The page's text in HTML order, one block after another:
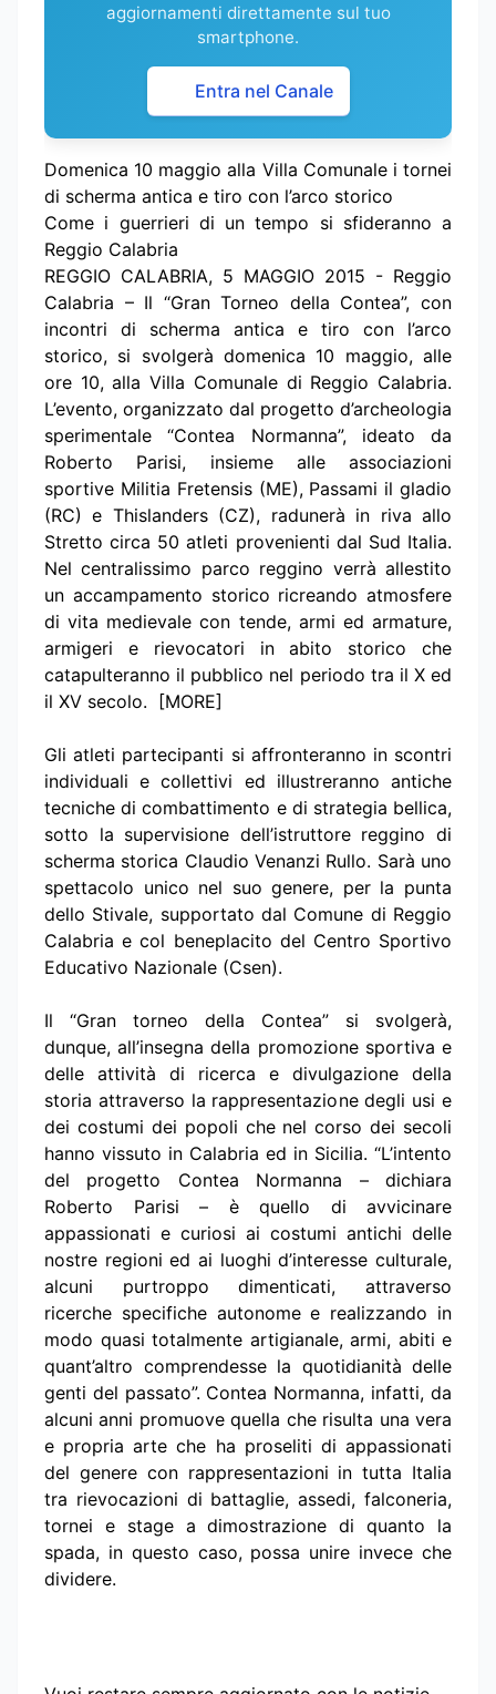
aggiornamenti direttamente sul tuo
smartphone.
Entra nel Canale
Domenica 10 maggio alla Villa Comunale i tornei
di scherma antica e tiro con l’arco storico
Come i guerrieri di un tempo si sfideranno a
Reggio Calabria
REGGIO CALABRIA, 5 MAGGIO 2015 - Reggio
Calabria – Il “Gran Torneo della Contea”, con
incontri di scherma antica e tiro con l’arco
storico, si svolgerà domenica 10 maggio, alle
ore 10, alla Villa Comunale di Reggio Calabria.
L’evento, organizzato dal progetto d’archeologia
sperimentale “Contea Normanna”, ideato da
Roberto Parisi, insieme alle associazioni
sportive Militia Fretensis (ME), Passami il gladio
(RC) e Thislanders (CZ), radunerà in riva allo
Stretto circa 50 atleti provenienti dal Sud Italia.
Nel centralissimo parco reggino verrà allestito
un accampamento storico ricreando atmosfere
di vita medievale con tende, armi ed armature,
armigeri e rievocatori in abito storico che
catapulteranno il pubblico nel periodo tra il X ed
il XV secolo. [MORE]
Gli atleti partecipanti si affronteranno in scontri
individuali e collettivi ed illustreranno antiche
tecniche di combattimento e di strategia bellica,
sotto la supervisione dell’istruttore reggino di
scherma storica Claudio Venanzi Rullo. Sarà uno
spettacolo unico nel suo genere, per la punta
dello Stivale, supportato dal Comune di Reggio
Calabria e col beneplacito del Centro Sportivo
Educativo Nazionale (Csen).
Il “Gran torneo della Contea” si svolgerà,
dunque, all’insegna della promozione sportiva e
delle attività di ricerca e divulgazione della
storia attraverso la rappresentazione degli usi e
dei costumi dei popoli che nel corso dei secoli
hanno vissuto in Calabria ed in Sicilia. “L’intento
del progetto Contea Normanna – dichiara
Roberto Parisi – è quello di avvicinare
appassionati e curiosi ai costumi antichi delle
nostre regioni ed ai luoghi d’interesse culturale,
alcuni purtroppo dimenticati, attraverso
ricerche specifiche autonome e realizzando in
modo quasi totalmente artigianale, armi, abiti e
quant’altro comprendesse la quotidianità delle
genti del passato”. Contea Normanna, infatti, da
alcuni anni promuove quella che risulta una vera
e propria arte che ha proseliti di appassionati
del genere con rappresentazioni in tutta Italia
tra rievocazioni di battaglie, assedi, falconeria,
tornei e stage a dimostrazione di quanto la
spada, in questo caso, possa unire invece che
dividere.